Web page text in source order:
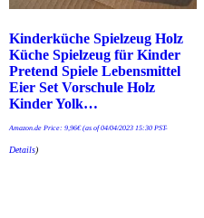
Kinderküche Spielzeug Holz
Küche Spielzeug für Kinder
Pretend Spiele Lebensmittel
Eier Set Vorschule Holz
Kinder Yolk…
Amazon.de Price: 9,96€(as of 04/04/2023 15:30 PST-
Details)